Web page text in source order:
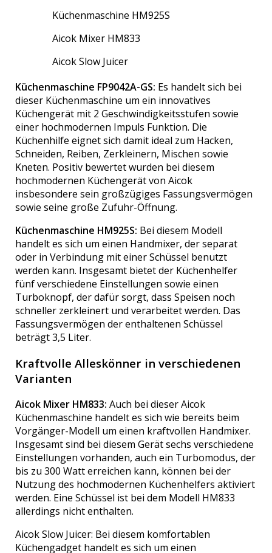
Küchenmaschine HM925S
Aicok Mixer HM833
Aicok Slow Juicer
Küchenmaschine FP9042A-GS: Es handelt sich bei
dieser Küchenmaschine um ein innovatives
Küchengerät mit 2 Geschwindigkeitsstufen sowie
einer hochmodernen Impuls Funktion. Die
Küchenhilfe eignet sich damit ideal zum Hacken,
Schneiden, Reiben, Zerkleinern, Mischen sowie
Kneten. Positiv bewertet wurden bei diesem
hochmodernen Küchengerät von Aicok
insbesondere sein großzügiges Fassungsvermögen
sowie seine große Zufuhr-Öffnung.
Küchenmaschine HM925S: Bei diesem Modell
handelt es sich um einen Handmixer, der separat
oder in Verbindung mit einer Schüssel benutzt
werden kann. Insgesamt bietet der Küchenhelfer
fünf verschiedene Einstellungen sowie einen
Turboknopf, der dafür sorgt, dass Speisen noch
schneller zerkleinert und verarbeitet werden. Das
Fassungsvermögen der enthaltenen Schüssel
beträgt 3,5 Liter.
Kraftvolle Alleskönner in verschiedenen
Varianten
Aicok Mixer HM833: Auch bei dieser Aicok
Küchenmaschine handelt es sich wie bereits beim
Vorgänger-Modell um einen kraftvollen Handmixer.
Insgesamt sind bei diesem Gerät sechs verschiedene
Einstellungen vorhanden, auch ein Turbomodus, der
bis zu 300 Watt erreichen kann, können bei der
Nutzung des hochmodernen Küchenhelfers aktiviert
werden. Eine Schüssel ist bei dem Modell HM833
allerdings nicht enthalten.
Aicok Slow Juicer: Bei diesem komfortablen
Küchengadget handelt es sich um einen